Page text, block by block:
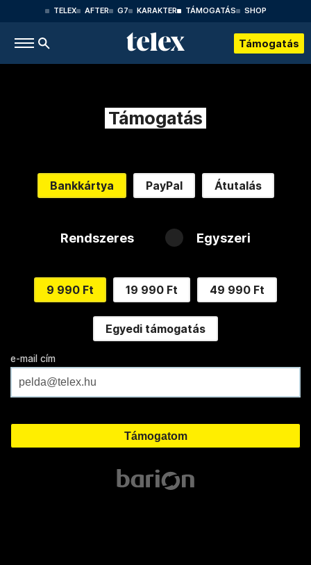
TELEX AFTER G7 KARAKTER TÁMOGATÁS SHOP
Támogatás
Támogatás
Bankkártya PayPal Átutalás
Rendszeres Egyszeri
9 990 Ft 19 990 Ft 49 990 Ft
Egyedi támogatás
e-mail cím